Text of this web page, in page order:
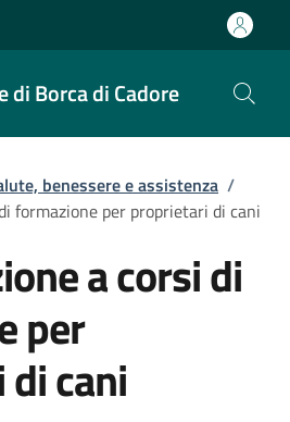
di Borca di Cadore
benessere e assistenza /
formazione per proprietari di cani
a corsi di
per
cani